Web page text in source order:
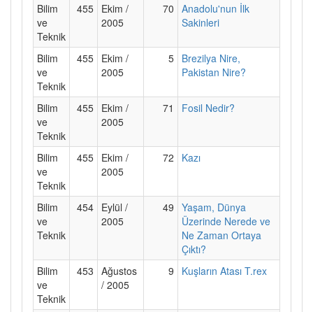
Bilim
ve
Teknik
455 Ekim /
2005
70 Anadolu'nun İlk
Sakinleri
Bilim
ve
Teknik
455 Ekim /
2005
5 Brezilya Nire,
Pakistan Nire?
Bilim
ve
Teknik
455 Ekim /
2005
71 Fosil Nedir?
Bilim
ve
Teknik
455 Ekim /
2005
72 Kazı
Bilim
ve
Teknik
454 Eylül /
2005
49 Yaşam, Dünya
Üzerinde Nerede ve
Ne Zaman Ortaya
Çıktı?
Bilim
ve
Teknik
453 Ağustos
/ 2005
9 Kuşların Atası T.rex